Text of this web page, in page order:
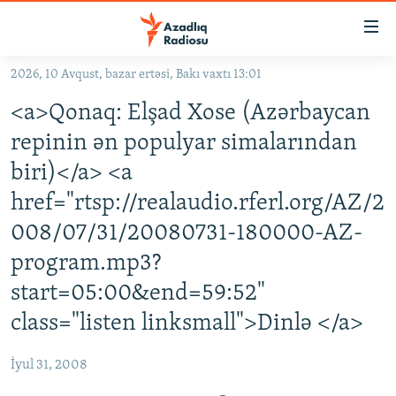
Əsas
qayıt
Əsas
naviqasiyaya
qayıt
Axtarışa
keç
#İZAHLA
KORRUPSIOMETR
#ƏSLINDƏ
FƏRQƏ BAX
QANUNI DOĞRU
ARAŞDIRMA
MULTIMEDIA
2026, 10 Avqust, bazar ertəsi, Bakı vaxtı 13:01
<a>Qonaq: Elşad Xose (Azərbaycan
repinin ən populyar simalarından
biri)</a> <a
href="rtsp://realaudio.rferl.org/AZ/2
008/07/31/20080731-180000-AZ-
program.mp3?
start=05:00&end=59:52"
class="listen linksmall">Dinlə </a>
İyul 31, 2008